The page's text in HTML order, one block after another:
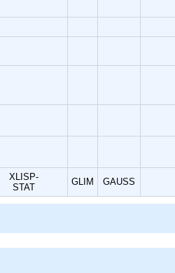
XLISP-
STAT
GLIM GAUSS